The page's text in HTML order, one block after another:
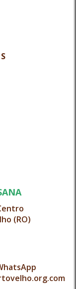
(RO)